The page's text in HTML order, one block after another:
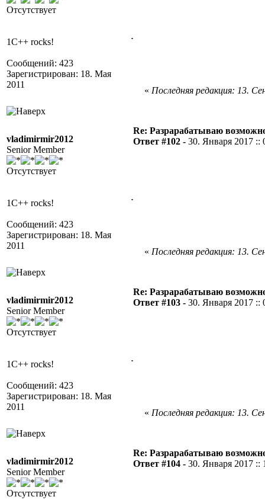
Отсутствует
1C++ rocks!
Сообщений: 423
Зарегистрирован: 18. Мая
2011
.
« Последняя редакция: 13.
vladimirmir2012
Senior Member
Отсутствует
1C++ rocks!
Сообщений: 423
Зарегистрирован: 18. Мая
2011
Re: Разрарабатываю
Ответ #102 - 30. Января 2017 ::
.
« Последняя редакция: 13.
vladimirmir2012
Senior Member
Отсутствует
1C++ rocks!
Сообщений: 423
Зарегистрирован: 18. Мая
2011
Re: Разрарабатываю
Ответ #103 - 30. Января 2017 ::
.
« Последняя редакция: 13.
vladimirmir2012
Senior Member
Отсутствует
Re: Разрарабатываю
Ответ #104 - 30. Января 2017 ::